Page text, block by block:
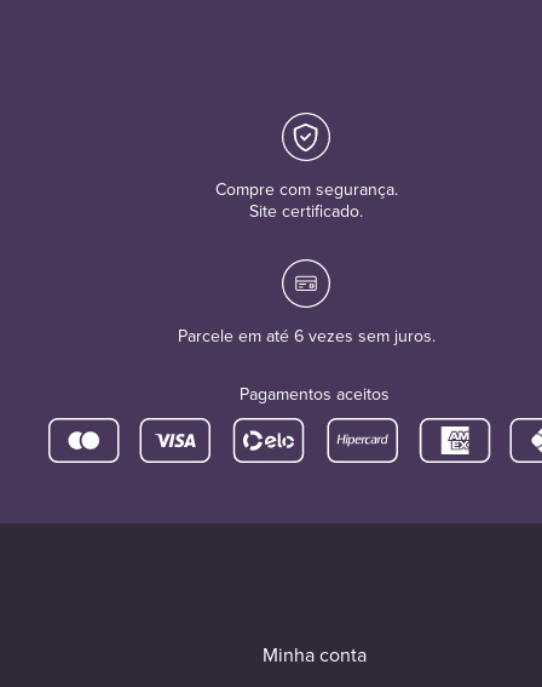
Compre com segurança.
Site certificado.
Parcele em até 6 vezes sem juros.
Pagamentos aceitos
Minha conta